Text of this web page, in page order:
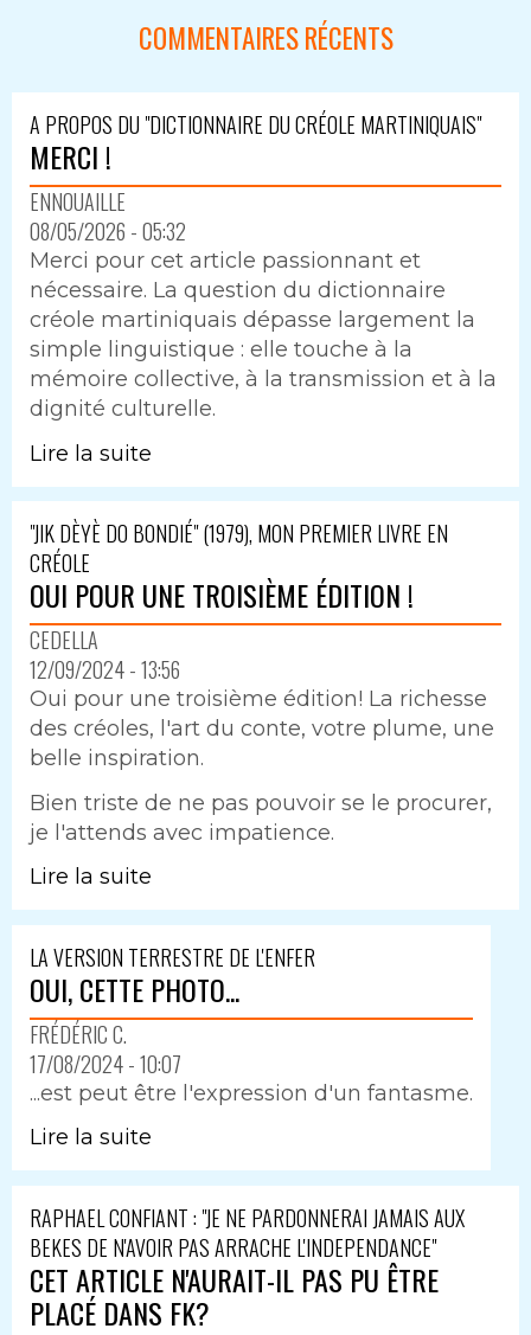
COMMENTAIRES RÉCENTS
A PROPOS DU "DICTIONNAIRE DU CRÉOLE MARTINIQUAIS"
MERCI !
ENNOUAILLE
08/05/2026 - 05:32
Merci pour cet article passionnant et
nécessaire. La question du dictionnaire
créole martiniquais dépasse largement la
simple linguistique : elle touche à la
mémoire collective, à la transmission et à la
dignité culturelle.
Lire la suite
"JIK DÈYÈ DO BONDIÉ" (1979), MON PREMIER LIVRE EN
CRÉOLE
OUI POUR UNE TROISIÈME ÉDITION !
CEDELLA
12/09/2024 - 13:56
Oui pour une troisième édition! La richesse
des créoles, l'art du conte, votre plume, une
belle inspiration.
Bien triste de ne pas pouvoir se le procurer,
je l'attends avec impatience.
Lire la suite
LA VERSION TERRESTRE DE L'ENFER
OUI, CETTE PHOTO...
FRÉDÉRIC C.
17/08/2024 - 10:07
...est peut être l'expression d'un fantasme.
Lire la suite
RAPHAEL CONFIANT : "JE NE PARDONNERAI JAMAIS AUX
BEKES DE N'AVOIR PAS ARRACHE L'INDEPENDANCE"
CET ARTICLE N'AURAIT-IL PAS PU ÊTRE
PLACÉ DANS FK?